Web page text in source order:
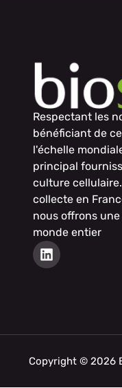
Respectant les
bénéficiant de
l'échelle
principal
culture
collecte en
nous offrons
monde entier
Copyright © 2026